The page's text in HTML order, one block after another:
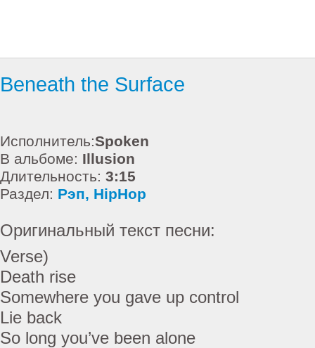
Beneath the Surface
Исполнитель:Spoken
В альбоме: Illusion
Длительность: 3:15
Раздел: Рэп, HipHop
Оригинальный текст песни:
Verse)
Death rise
Somewhere you gave up control
Lie back
So long you’ve been alone